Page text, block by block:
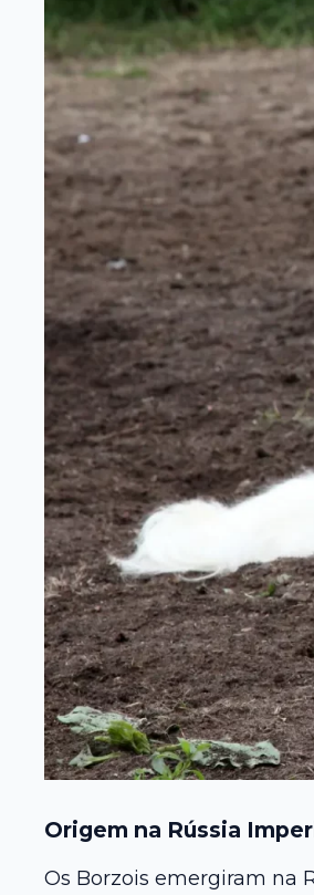
Origem na Rússia
Os Borzois emergiram na